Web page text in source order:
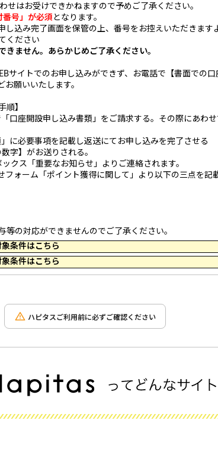
はお受けできかねますので予めご了承ください。
番号」が必須 となります。
込み完了画面を保管の上、番号をお控えいただきます
ください
ません。あらかじめご了承ください。
サイトでのお申し込みができず、お電話で【書面での
願いいたします。
順】
口座開設申し込み書類」をご請求する。その際にあわ
に必要事項を記載し返送にてお申し込みを完了させる
字】がお送りされる。
ス「重要なお知らせ」よりご連絡されます。
ォーム「ポイント獲得に関して」より以下の三点を記
の対応ができませんのでご了承ください。
条件はこちら
条件はこちら
ハピタスご利用前に必ずご確認ください